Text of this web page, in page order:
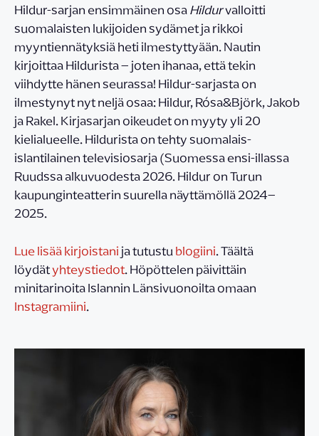
Hildur-sarjan ensimmäinen osaHildurvalloitti
suomalaisten lukijoiden sydämet ja rikkoi
myyntiennätyksiä heti ilmestyttyään. Nautin
kirjoittaa Hildurista – joten ihanaa, että tekin
viihdytte hänen seurassa! Hildur-sarjasta on
ilmestynyt nyt neljä osaa: Hildur, Rósa&Björk, Jakob
ja Rakel. Kirjasarjan oikeudet on myyty yli 20
kielialueelle. Hildurista on tehty suomalais-
islantilainen televisiosarja (Suomessa ensi-illassa
Ruudssa alkuvuodesta 2026. Hildur on Turun
kaupunginteatterin suurella näyttämöllä 2024–
2025.
Lue lisää kirjoistanija tutustublogiini. Täältä
löydätyhteystiedot. Höpöttelen päivittäin
minitarinoita Islannin Länsivuonoilta omaan
Instagramiini.